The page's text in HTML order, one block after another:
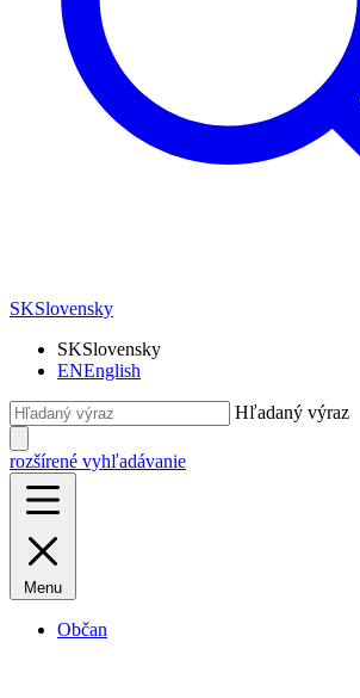
SKSlovensky
SKSlovensky
ENEnglish
Hľadaný výraz
rozšírené vyhľadávanie
Menu
Občan